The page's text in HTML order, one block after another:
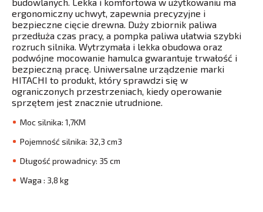
ergonomiczny uchwyt, zapewnia precyzyjne i
bezpieczne cięcie drewna. Duży zbiornik paliwa
przedłuża czas pracy, a pompka paliwa ułatwia szybki
rozruch silnika. Wytrzymała i lekka obudowa oraz
podwójne mocowanie hamulca gwarantuje trwałość i
bezpieczną pracę. Uniwersalne urządzenie marki
HITACHI to produkt, który sprawdzi się w
ograniczonych przestrzeniach, kiedy operowanie
sprzętem jest znacznie utrudnione.
Moc silnika: 1,7KM
Pojemność silnika: 32,3 cm3
Długość prowadnicy: 35 cm
Waga : 3,8 kg